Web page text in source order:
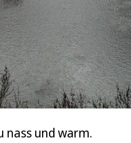
nass und warm.